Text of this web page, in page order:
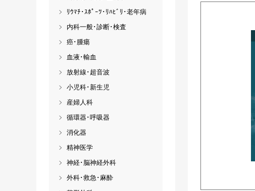
ﾘｳﾏﾁ･ｽﾎﾟｰﾂ･ﾘﾊﾋﾞﾘ･老年病
内科一般･診断･検査
癌･腫瘍
血液･輸血
放射線･超音波
小児科･新生児
産婦人科
循環器･呼吸器
消化器
精神医学
神経･脳神経外科
外科･救急･麻酔